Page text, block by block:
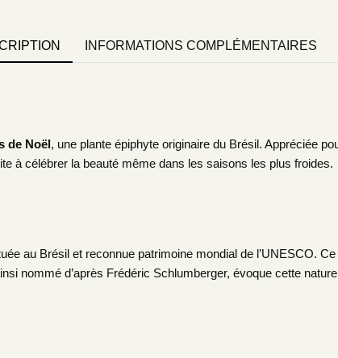
INFORMATIONS COMPLÉMENTAIRES
de Noël, une plante épiphyte originaire du Brésil. Appréciée
à célébrer la beauté même dans les saisons les plus froides.
au Brésil et reconnue patrimoine mondial de l’UNESCO.
nommé d’après Frédéric Schlumberger, évoque cette